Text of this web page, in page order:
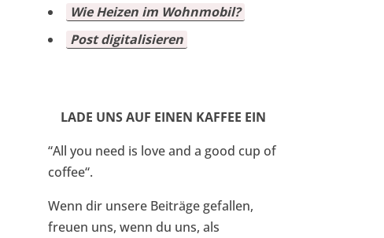
Wie Heizen im Wohnmobil?
Post digitalisieren
LADE UNS AUF EINEN KAFFEE EIN
“All you need is love and a good cup of
coffee“.
Wenn dir unsere Beiträge gefallen,
freuen uns, wenn du uns, als